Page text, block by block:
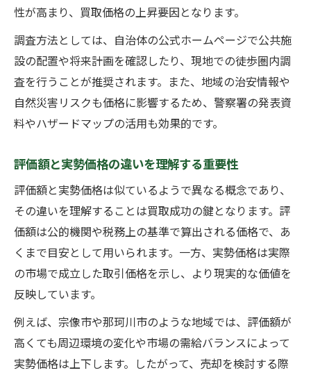
性が高まり、買取価格の上昇要因となります。
調査方法としては、自治体の公式ホームページで公共施
設の配置や将来計画を確認したり、現地での徒歩圏内調
査を行うことが推奨されます。また、地域の治安情報や
自然災害リスクも価格に影響するため、警察署の発表資
料やハザードマップの活用も効果的です。
評価額と実勢価格の違いを理解する重要性
評価額と実勢価格は似ているようで異なる概念であり、
その違いを理解することは買取成功の鍵となります。評
価額は公的機関や税務上の基準で算出される価格で、あ
くまで目安として用いられます。一方、実勢価格は実際
の市場で成立した取引価格を示し、より現実的な価値を
反映しています。
例えば、宗像市や那珂川市のような地域では、評価額が
高くても周辺環境の変化や市場の需給バランスによって
実勢価格は上下します。したがって、売却を検討する際